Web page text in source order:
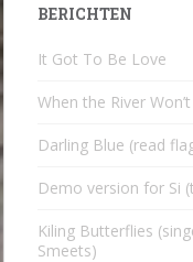
BERICHTEN
It Got To Be Love
When the River
Darling Blue (read
Demo version for Si
Kiling Butterflies
Smeets)